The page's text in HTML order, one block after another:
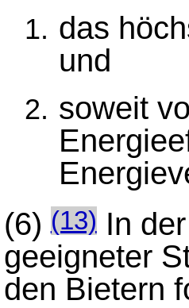
das
und
soweit
(6)(13) In
geeigneter
den Bietern